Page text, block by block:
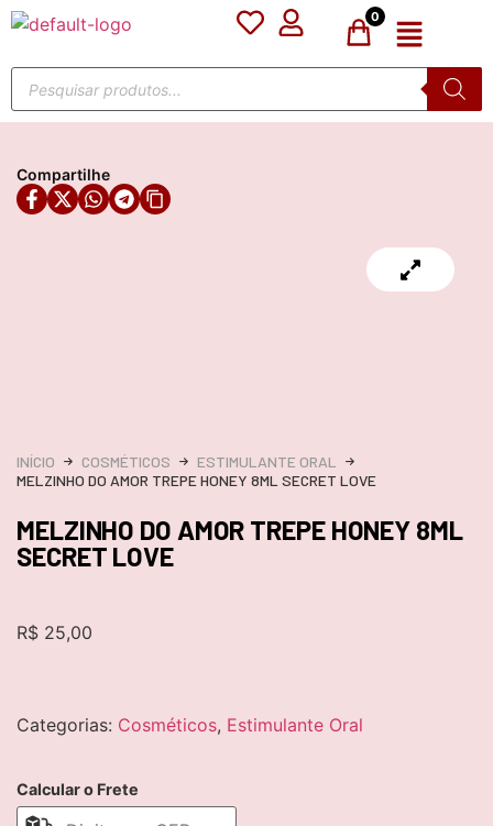
0
Compartilhe
INÍCIO COSMÉTICOS
ESTIMULANTE ORAL
MELZINHO DO AMOR TREPE HONEY 8ML SECRET LOVE
MELZINHO DO AMOR TREPE HONEY 8ML
SECRET LOVE
R$ 25,00
Categorias: Cosméticos, Estimulante Oral
Calcular o Frete